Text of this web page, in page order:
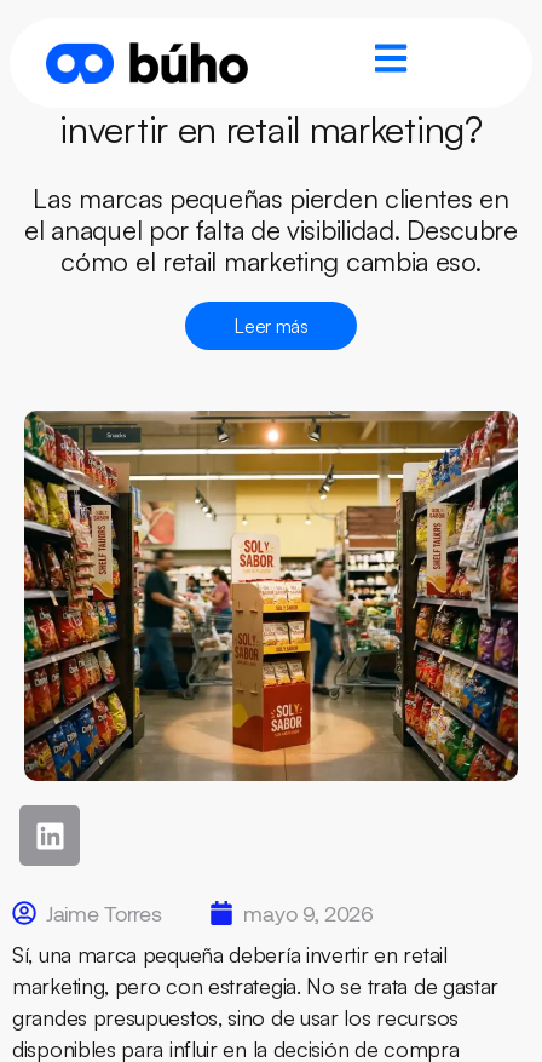
¿Debería una marca pequeña
invertir en retail marketing?
Las marcas pequeñas pierden clientes en
el anaquel por falta de visibilidad. Descubre
cómo el retail marketing cambia eso.
Leer más
Jaime Torres
mayo 9, 2026
Sí, una marca pequeña debería invertir en retail
marketing, pero con estrategia. No se trata de gastar
grandes presupuestos, sino de usar los recursos
disponibles para influir en la decisión de compra